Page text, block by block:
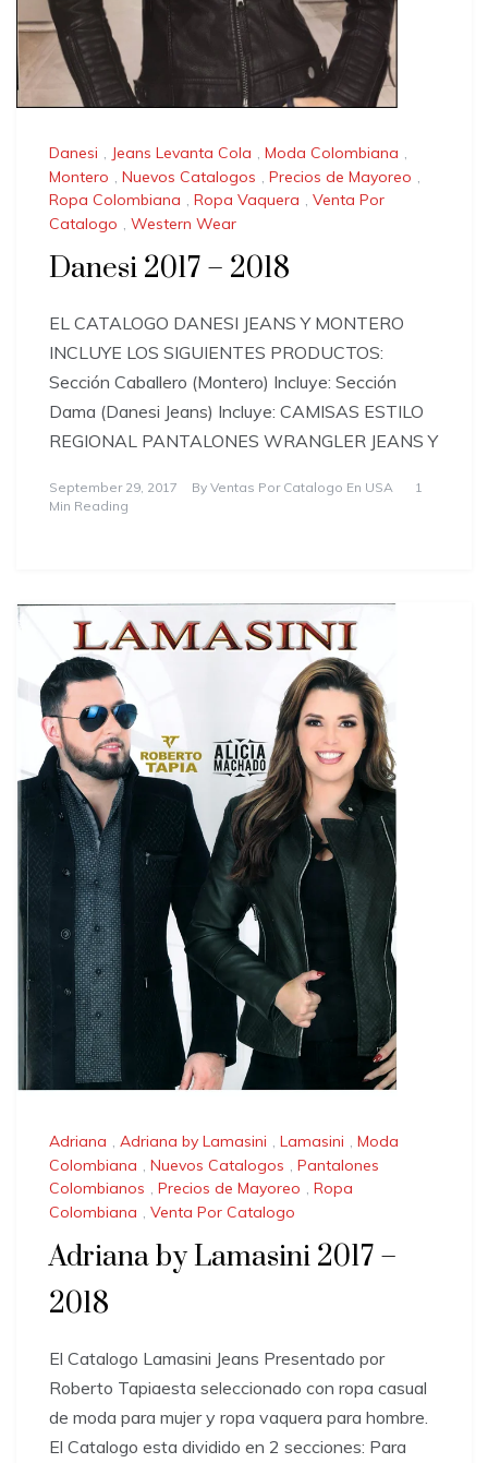
Danesi , Jeans Levanta Cola , Moda Colombiana ,
Montero , Nuevos Catalogos , Precios de Mayoreo ,
Ropa Colombiana , Ropa Vaquera , Venta Por
Catalogo , Western Wear
Danesi 2017 – 2018
EL CATALOGO DANESI JEANS Y MONTERO
INCLUYE LOS SIGUIENTES PRODUCTOS:
Sección Caballero (Montero) Incluye: Sección
Dama (Danesi Jeans) Incluye: CAMISAS ESTILO
REGIONAL PANTALONES WRANGLER JEANS Y
September 29, 2017 By Ventas Por Catalogo En USA
1
Min Reading
Adriana , Adriana by Lamasini , Lamasini , Moda
Colombiana , Nuevos Catalogos , Pantalones
Colombianos , Precios de Mayoreo , Ropa
Colombiana , Venta Por Catalogo
Adriana by Lamasini 2017 –
2018
El Catalogo Lamasini Jeans Presentado por
Roberto Tapiaesta seleccionado con ropa casual
de moda para mujer y ropa vaquera para hombre.
El Catalogo esta dividido en 2 secciones: Para